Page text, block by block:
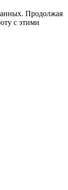
Продолжая
с этими